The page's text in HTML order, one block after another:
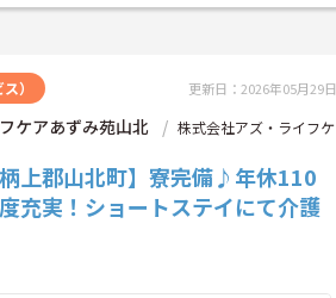
） 更新日：2026年05月29日
ケアあずみ苑山北
株式会社アズ・ライフケ
柄上郡山北町】寮完備♪年休110
充実！ショートステイにて介護